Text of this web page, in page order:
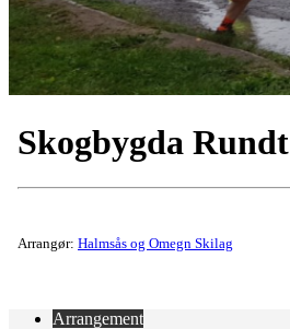
Skogbygda Rundt
Arrangør: Halmsås og Omegn Skilag
Arrangement